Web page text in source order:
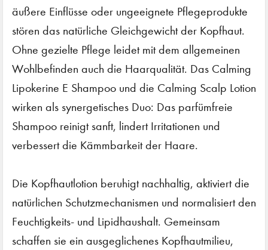
äußere Einflüsse oder ungeeignete Pflegeprodukte
stören das natürliche Gleichgewicht der Kopfhaut.
Ohne gezielte Pflege leidet mit dem allgemeinen
Wohlbefinden auch die Haarqualität. Das Calming
Lipokerine E Shampoo und die Calming Scalp Lotion
wirken als synergetisches Duo: Das parfümfreie
Shampoo reinigt sanft, lindert Irritationen und
verbessert die Kämmbarkeit der Haare.
Die Kopfhautlotion beruhigt nachhaltig, aktiviert die
natürlichen Schutzmechanismen und normalisiert den
Feuchtigkeits- und Lipidhaushalt. Gemeinsam
schaffen sie ein ausgeglichenes Kopfhautmilieu,